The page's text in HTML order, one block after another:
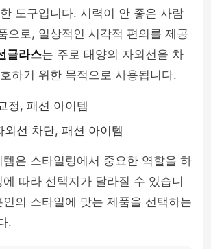
도구입니다. 시력이 안 좋은 사람
으로, 일상적인 시각적 편의를 제공
글라스는 주로 태양의 자외선을 차
하기 위한 목적으로 사용됩니다.
정, 패션 아이템
외선 차단, 패션 아이템
은 스타일링에서 중요한 역할을 하
따라 선택지가 달라질 수 있습니
의 스타일에 맞는 제품을 선택하는
.